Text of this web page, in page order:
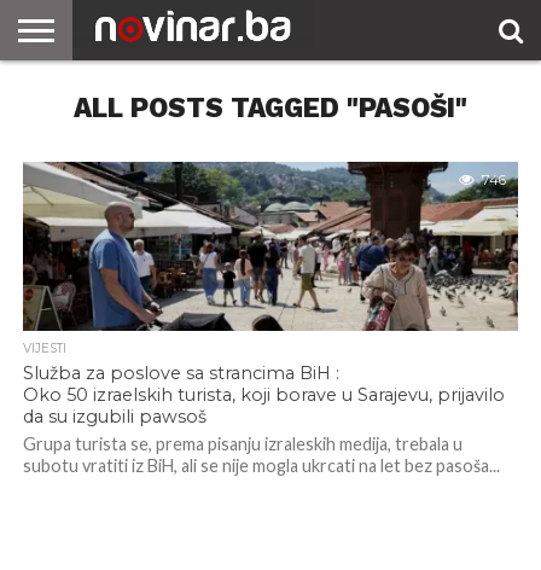
ALL POSTS TAGGED "PASOŠI"
746
VIJESTI
Služba za poslove sa strancima BiH :
Oko 50 izraelskih turista, koji borave u Sarajevu, prijavilo
da su izgubili pawsoš
Grupa turista se, prema pisanju izraleskih medija, trebala u
subotu vratiti iz BiH, ali se nije mogla ukrcati na let bez pasoša...